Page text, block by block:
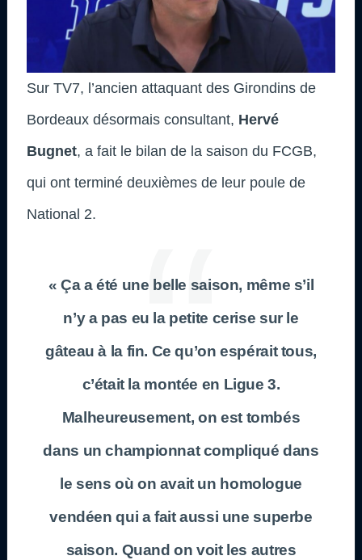
Sur TV7, l’ancien attaquant des Girondins de
Bordeaux désormais consultant, Hervé
Bugnet, a fait le bilan de la saison du FCGB,
qui ont terminé deuxièmes de leur poule de
National 2.
« Ça a été une belle saison, même s’il
n’y a pas eu la petite cerise sur le
gâteau à la fin. Ce qu’on espérait tous,
c’était la montée en Ligue 3.
Malheureusement, on est tombés
dans un championnat compliqué dans
le sens où on avait un homologue
vendéen qui a fait aussi une superbe
saison. Quand on voit les autres